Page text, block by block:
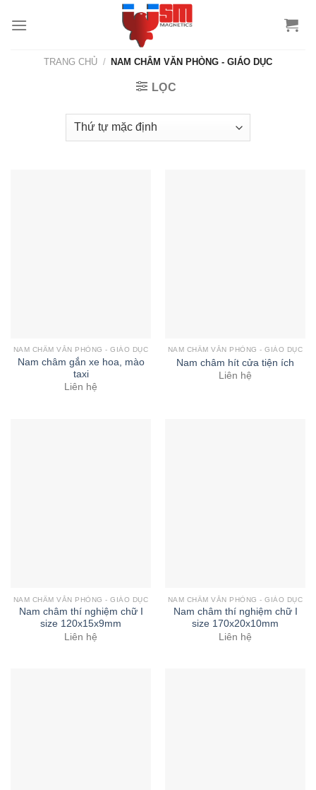
TRANG CHỦ / NAM CHÂM VĂN PHÒNG - GIÁO DỤC
LỌC
NAM CHÂM VĂN PHÒNG - GIÁO DỤC
Nam châm gắn xe hoa, mào
taxi
Liên hệ
NAM CHÂM VĂN PHÒNG - GIÁO DỤC
Nam châm hít cửa tiện ích
Liên hệ
NAM CHÂM VĂN PHÒNG - GIÁO DỤC
Nam châm thí nghiệm chữ I
size 120x15x9mm
Liên hệ
NAM CHÂM VĂN PHÒNG - GIÁO DỤC
Nam châm thí nghiệm chữ I
size 170x20x10mm
Liên hệ